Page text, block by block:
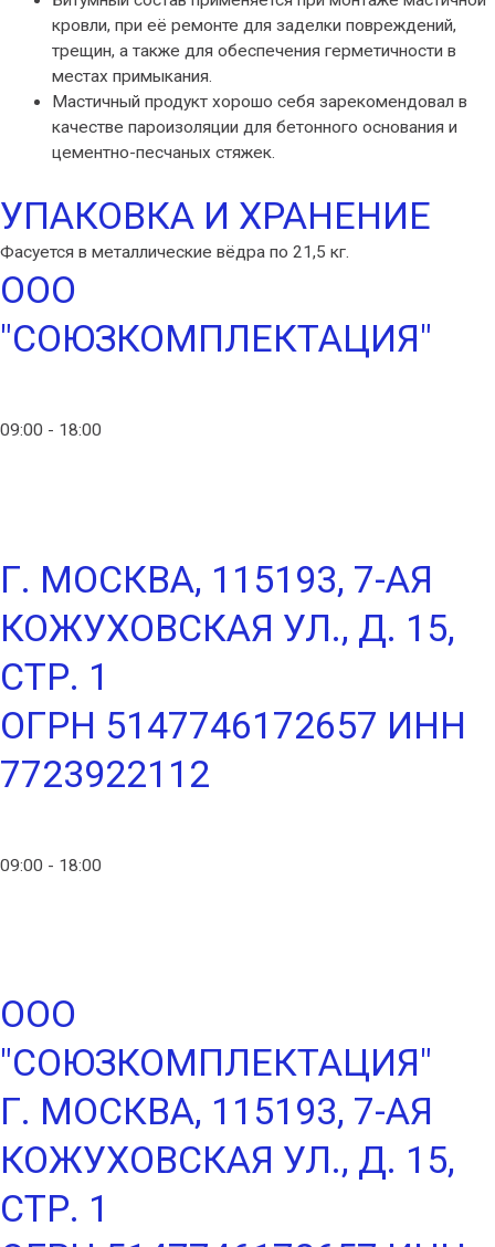
кровли, при её ремонте для заделки повреждений,
трещин, а также для обеспечения герметичности в
местах примыкания.
Мастичный продукт хорошо себя зарекомендовал в
качестве пароизоляции для бетонного основания и
цементно-песчаных стяжек.
УПАКОВКА И ХРАНЕНИЕ
Фасуется в металлические вёдра по 21,5 кг.
ООО
"СОЮЗКОМПЛЕКТАЦИЯ"
09:00 - 18:00
Г. МОСКВА, 115193, 7-АЯ
КОЖУХОВСКАЯ УЛ., Д. 15,
СТР. 1
ОГРН 5147746172657 ИНН
7723922112
09:00 - 18:00
ООО
"СОЮЗКОМПЛЕКТАЦИЯ"
Г. МОСКВА, 115193, 7-АЯ
КОЖУХОВСКАЯ УЛ., Д. 15,
СТР. 1